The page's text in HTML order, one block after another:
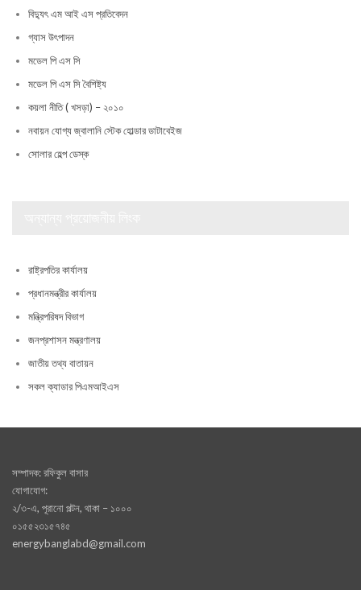
বিদ্যুৎ এম আই এস প্রতিবেদন
গ্যাস উৎপাদন
মডেল পি এস সি
মডেল পি এস সি বৈশিষ্ট্য
কয়লা নীতি ( খসড়া) – ২০১০
নবায়ন যোগ্য জ্বালানি স্টেক হোল্ডার ডাটাবেইজ
সোলার হেল্প ডেস্ক
রাষ্ট্রপতির কার্যালয়
প্রধানমন্ত্রীর কার্যালয়
মন্ত্রিপরিষদ বিভাগ
জনপ্রশাসন মন্ত্রণালয়
জাতীয় তথ্য বাতায়ন
সকল ক্যাডার পিএমআইএস
সম্পাদক: রফিকুল বাসার
যোগাযোগ:
২/৩-এ, পূরানো পল্টন, থাকা – ১০০০
০১৫৫২৩১৫৭৪৫
energybanglabd@gmail.com